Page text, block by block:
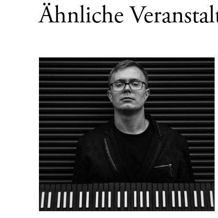
Ähnliche